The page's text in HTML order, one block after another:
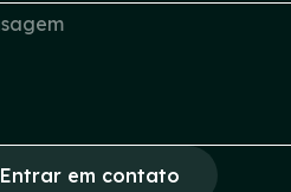
Entrar em contato